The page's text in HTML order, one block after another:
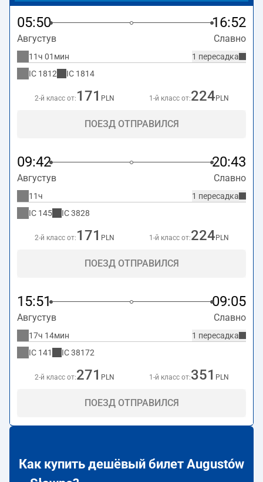
05:50 16:52
Августув Славно
1 пересадка
11ч 01мин
IC 1812 IC 1814
2-й класс от: 171 PLN 1-й класс от:224 PLN
ПОЕЗД ОТПРАВИЛСЯ
09:42 20:43
Августув Славно
1 пересадка
11ч
IC 145 IC3828
2-й класс от: 171 PLN 1-й класс от:224 PLN
ПОЕЗД ОТПРАВИЛСЯ
15:51 09:05
Августув Славно
1 пересадка
17ч 14мин
IC 141 IC38172
2-й класс от:271 PLN 1-й класс от:351 PLN
ПОЕЗД ОТПРАВИЛСЯ
Как купить дешёвый билет Augustów